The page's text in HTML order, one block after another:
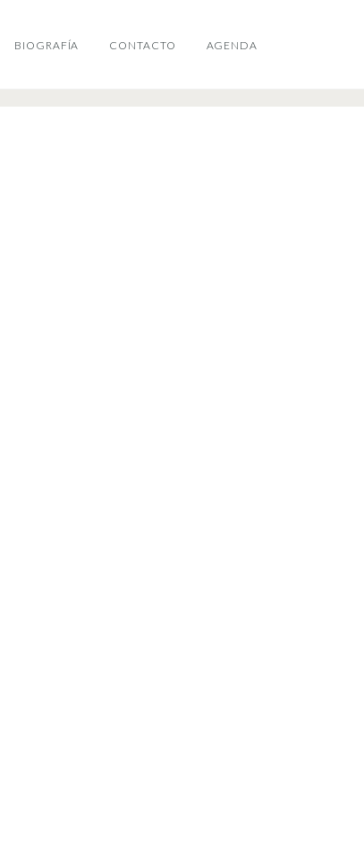
BIOGRAFÍA CONTACTO AGENDA